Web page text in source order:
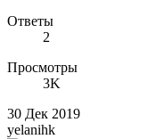
Ответы
2
Просмотры
3K
30 Дек 2019
yelanihk